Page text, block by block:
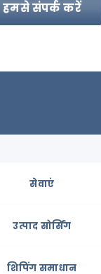
हमसे संपर्क करें
सेवाएं
उत्पाद सोर्सिंग
शिपिंग समाधान